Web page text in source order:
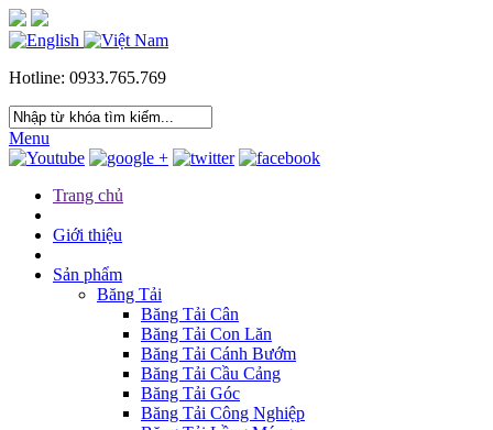
Hotline: 0933.765.769
Menu
Trang chủ
Giới thiệu
Sản phẩm
Băng Tải
Băng Tải Cân
Băng Tải Con Lăn
Băng Tải Cánh Bướm
Băng Tải Cầu Cảng
Băng Tải Góc
Băng Tải Công Nghiệp